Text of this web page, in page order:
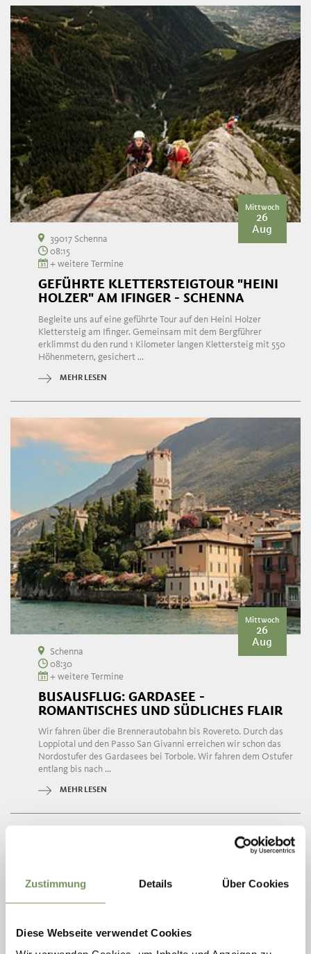
Zustimmung Details Über Cookies
Diese Webseite verwendet Cookies
Mittwoch
26
Aug
39017 Schenna
08:15
+ weitere Termine
GEFÜHRTE KLETTERSTEIGTOUR "HEINI
HOLZER" AM IFINGER - SCHENNA
Begleite uns auf eine geführte Tour auf den Heini Holzer
Klettersteig am Ifinger. Gemeinsam mit dem Bergführer
erklimmst du den rund 1 Kilometer langen Klettersteig mit 550
Höhenmetern, gesichert ...
MEHR LESEN
Mittwoch
26
Aug
Schenna
08:30
+ weitere Termine
BUSAUSFLUG: GARDASEE -
ROMANTISCHES UND SÜDLICHES FLAIR
Wir fahren über die Brennerautobahn bis Rovereto. Durch das
Loppiotal und den Passo San Givanni erreichen wir schon das
Nordostufer des Gardasees bei Torbole. Wir fahren dem Ostufer
entlang bis nach ...
MEHR LESEN